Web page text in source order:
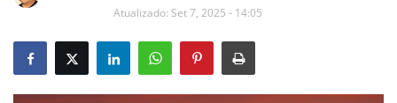
Atualizado: Set 7, 2025 - 14:05